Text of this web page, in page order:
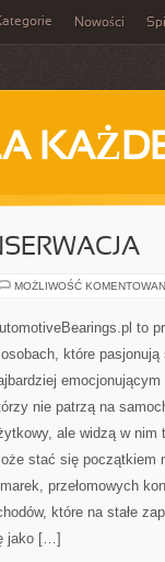
Nowości
MOŻLIWOŚĆ
to
które
nie patrzą na
ale widzą w nim
stać się początkiem
przełomowych
które na stałe
jako […]